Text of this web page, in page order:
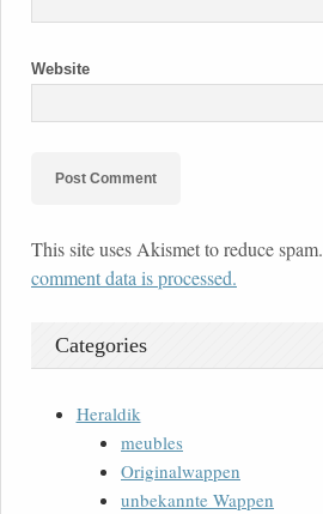
Website
This site uses Akismet to reduce spam.
comment data is processed.
Categories
Heraldik
meubles
Originalwappen
unbekannte Wappen